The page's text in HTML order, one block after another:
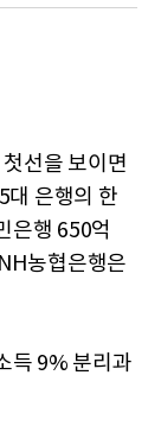
선을 보이면
대 은행의 한
은행 650억
농협은행은
득 9% 분리과